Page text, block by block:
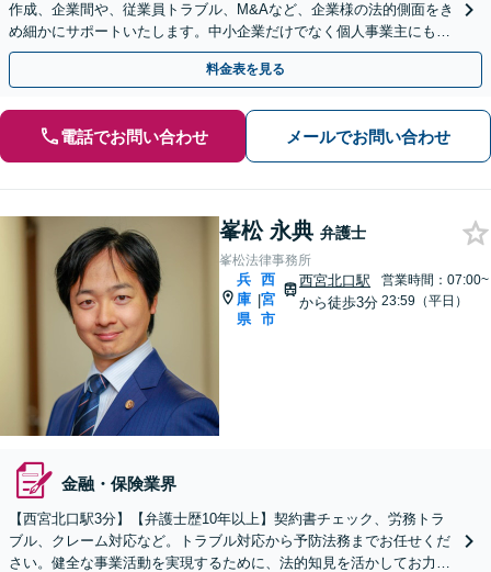
作成、企業間や、従業員トラブル、M&Aなど、企業様の法的側面をき
め細かにサポートいたします。中小企業だけでなく個人事業主にも対
応いたします。【土日祝対応可】【電話相談可】
料金表を見る
電話でお問い合わせ メールでお問い合わせ
峯松 永典 弁護士
峯松法律事務所
兵
庫
県
|
西
宮
市
西宮北口駅
から徒歩3分
営業時間：07:00~
23:59（平日）
金融・保険業界
【西宮北口駅3分】【弁護士歴10年以上】契約書チェック、労務トラ
ブル、クレーム対応など。トラブル対応から予防法務までお任せくだ
さい。健全な事業活動を実現するために、法的知見を活かしてお力添